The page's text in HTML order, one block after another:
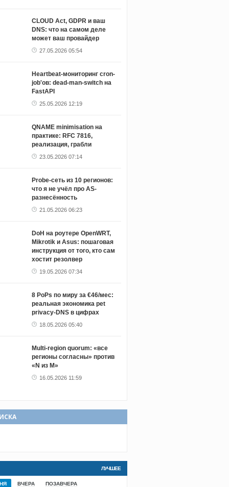
CLOUD Act, GDPR и ваш
DNS: что на самом деле
может ваш провайдер
27.05.2026 05:54
Heartbeat-мониторинг cron-
job'ов: dead-man-switch на
FastAPI
25.05.2026 12:19
QNAME minimisation на
практике: RFC 7816,
реализация, грабли
23.05.2026 07:14
Probe-сеть из 10 регионов:
что я не учёл про AS-
разнесённость
21.05.2026 06:23
DoH на роутере OpenWRT,
Mikrotik и Asus: пошаговая
инструкция от того, кто сам
хостит резолвер
19.05.2026 07:34
8 PoPs по миру за €46/мес:
реальная экономика pet
privacy-DNS в цифрах
18.05.2026 05:40
Multi-region quorum: «все
регионы согласны» против
«N из M»
16.05.2026 11:59
ЛУЧШЕЕ
ВЧЕРА ПОЗАВЧЕРА